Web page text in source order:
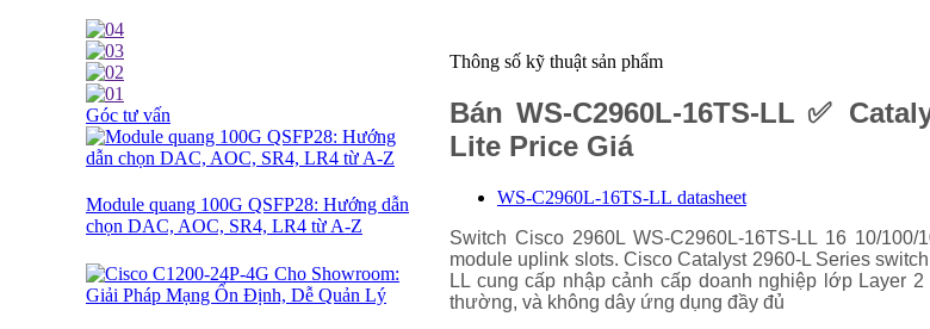
Góc tư vấn
Module quang 100G QSFP28: Hướng dẫn
chọn DAC, AOC, SR4, LR4 từ A-Z
Thông số kỹ thuật sản phẩm
Bán WS-C2960L-16TS-LL ✅
Lite Price Giá
WS-C2960L-16TS-LL datasheet
Switch Cisco 2960L WS-C2960L-16TS-LL 16 10/
module uplink slots. Cisco Catalyst 2960-L Series
LL cung cấp nhập cảnh cấp doanh nghiệp lớp Layer
thường, và không dây ứng dụng đầy đủ